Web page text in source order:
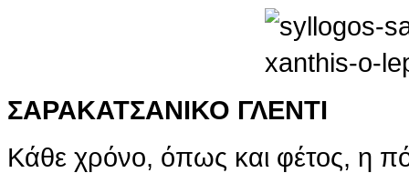
ΣΑΡΑΚΑΤΣΑΝΙΚΟ ΓΛΕΝΤΙ
Κάθε χρόνο, όπως και φέτος, η